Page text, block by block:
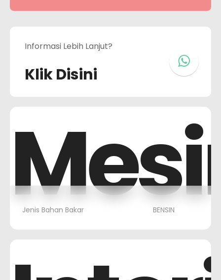
Informasi Lebih Lanjut?
Klik Disini
Jenis Bahan Bakar BENSIN